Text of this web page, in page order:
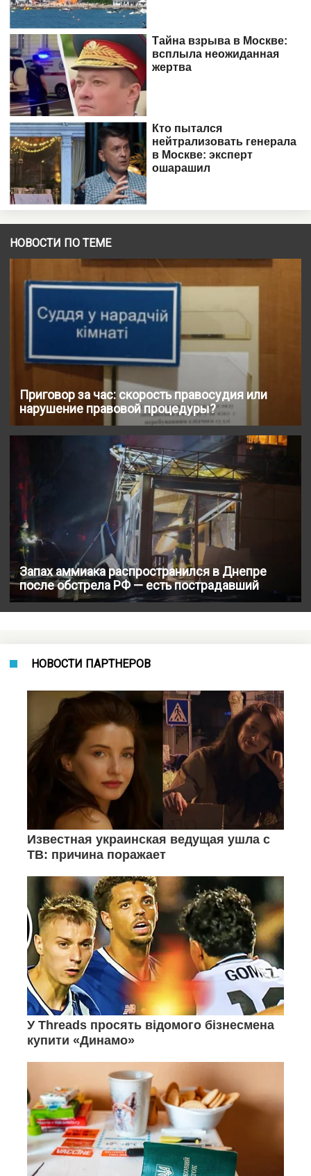
НОВОСТИ ПО ТЕМЕ
Приговор за час: скорость правосудия или
нарушение правовой процедуры?
Запах аммиака распространился в Днепре
после обстрела РФ — есть пострадавший
НОВОСТИ ПАРТНЕРОВ